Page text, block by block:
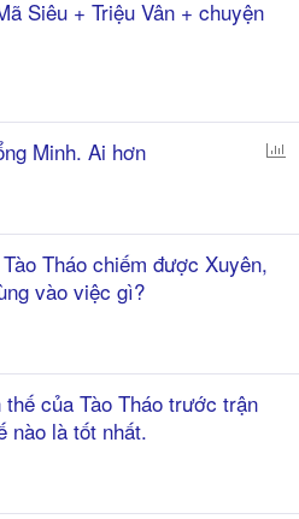
Siêu + Triệu Vân + chuyện
l
Minh. Ai hơn
Tháo chiếm được Xuyên,
vào việc gì?
của Tào Tháo trước trận
nào là tốt nhất.